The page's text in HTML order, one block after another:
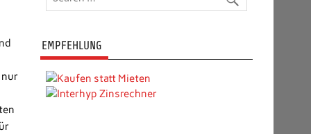
nur
EMPFEHLUNG